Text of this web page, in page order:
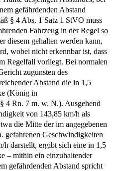
gefährdenden Abstand
§ 4 Abs. 1 Satz 1 StVO muss
Fahrzeug in der Regel so
diesem gehalten werden kann,
wobei nicht erkennbar ist, dass
Regelfall vorliegt. Bei normalen
zugunsten des
Abstand die in 1,5
(König in
4 Rn. 7 m. w. N.). Ausgehend
von 143,85 km/h als
die Mitte der im angegebenen
gefahrenen Geschwindigkeiten
darstellt, ergibt sich eine in 1,5
– mithin ein einzuhaltender
gefährdenden Abstand spricht